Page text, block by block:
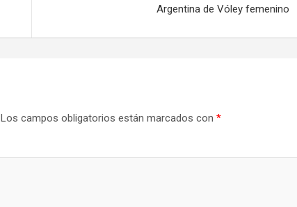
Argentina de Vóley femenino
Los campos obligatorios están marcados con *